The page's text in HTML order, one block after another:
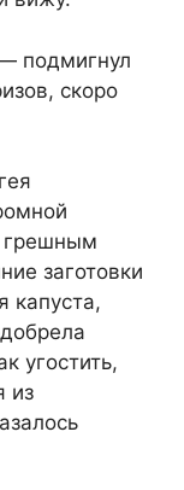
подмигнул
скоро
грешным
заготовки
капуста,
угостить,
из